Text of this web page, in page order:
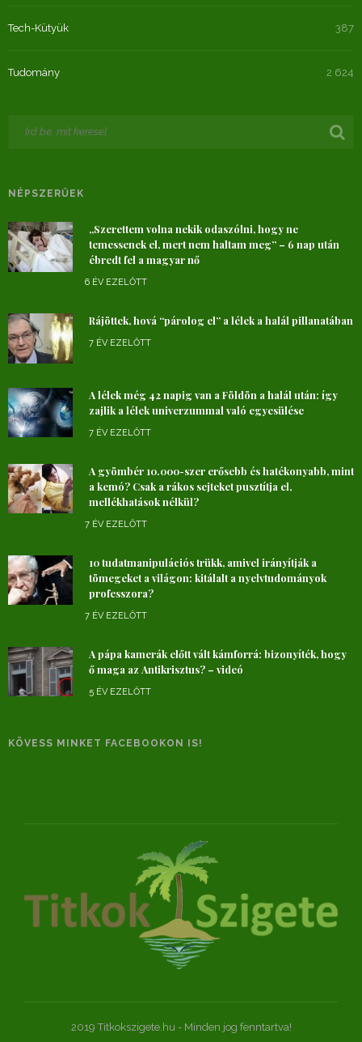
Tech-Kütyük 387
Tudomány 2 624
NÉPSZERŰEK
„Szerettem volna nekik odaszólni, hogy ne
temessenek el, mert nem haltam meg” – 6 nap után
ébredt fel a magyar nő
6 ÉV EZELŐTT
Rájöttek, hová “párolog el” a lélek a halál pillanatában
7 ÉV EZELŐTT
A lélek még 42 napig van a Földön a halál után: így
zajlik a lélek univerzummal való egyesülése
7 ÉV EZELŐTT
A gyömbér 10.000-szer erősebb és hatékonyabb, mint
a kemó? Csak a rákos sejteket pusztítja el,
mellékhatások nélkül?
7 ÉV EZELŐTT
10 tudatmanipulációs trükk, amivel irányítják a
tömegeket a világon: kitálalt a nyelvtudományok
professzora?
7 ÉV EZELŐTT
A pápa kamerák előtt vált kámforrá: bizonyíték, hogy
ő maga az Antikrisztus? – videó
5 ÉV EZELŐTT
KÖVESS MINKET FACEBOOKON IS!
2019 Titkokszigete.hu - Minden jog fenntartva!